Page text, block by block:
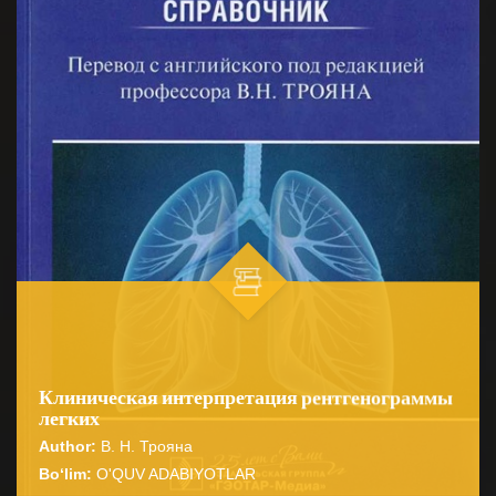
Клиническая интерпретация рентгенограммы
легких
Author: В. Н. Трояна
Bo‘lim: O'QUV ADABIYOTLAR